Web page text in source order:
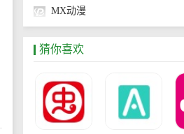
MX动漫
猜你喜欢